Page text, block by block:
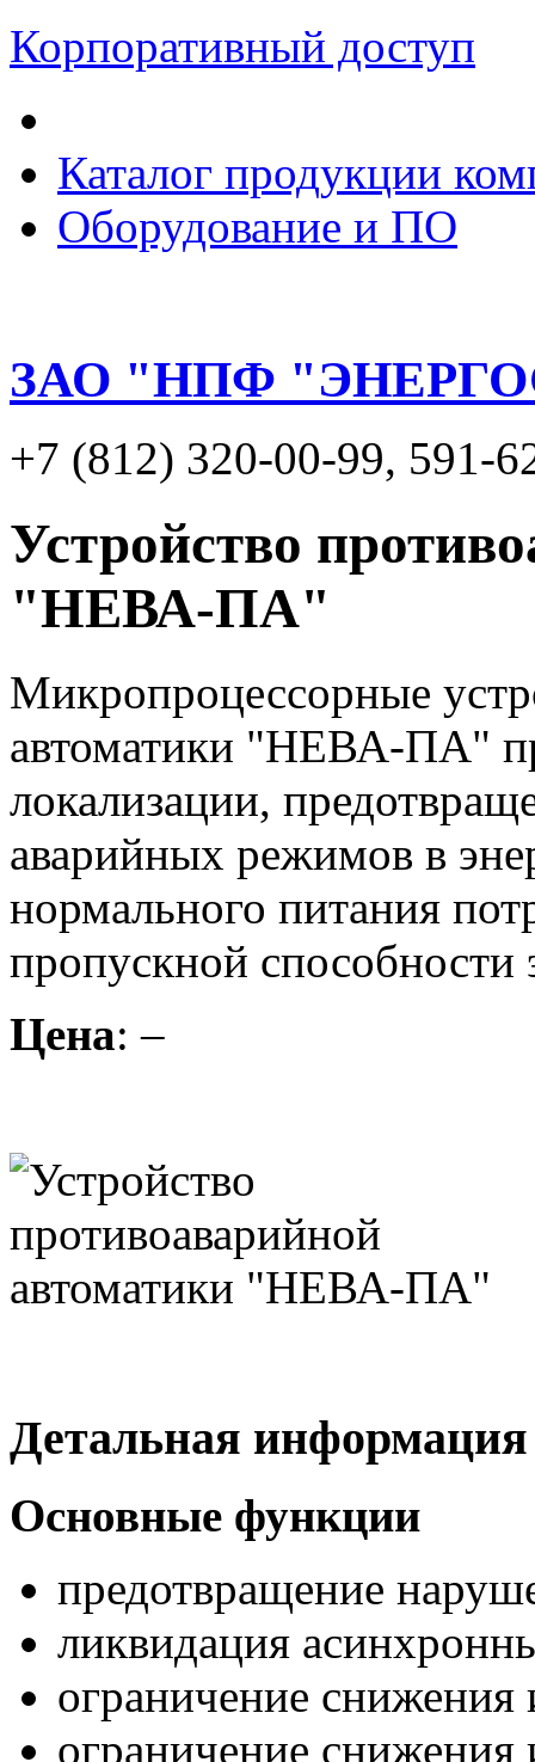
Корпоративный доступ
Каталог продукции
Оборудование и ПО
ЗАО "НПФ
+7 (812) 320-00-99, 591-
Устройство
"НЕВА-ПА"
Микропроцессорные
автоматики "НЕВА-ПА"
локализации,
аварийных режимов в
нормального питания
пропускной способности
Цена: –
Детальная информация
Основные функции
предотвращение
ликвидация
ограничение
ограничение